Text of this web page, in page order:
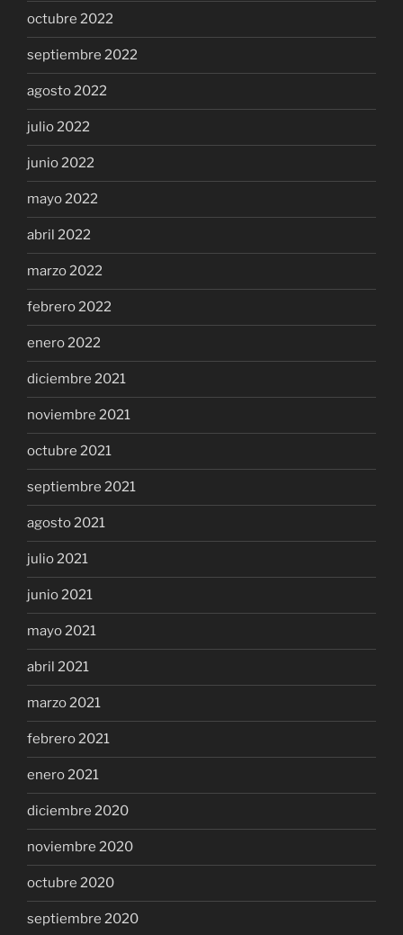
octubre 2022
septiembre 2022
agosto 2022
julio 2022
junio 2022
mayo 2022
abril 2022
marzo 2022
febrero 2022
enero 2022
diciembre 2021
noviembre 2021
octubre 2021
septiembre 2021
agosto 2021
julio 2021
junio 2021
mayo 2021
abril 2021
marzo 2021
febrero 2021
enero 2021
diciembre 2020
noviembre 2020
octubre 2020
septiembre 2020